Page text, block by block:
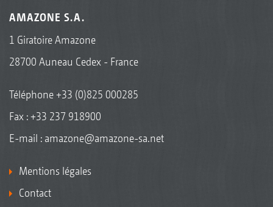
AMAZONE S.A.
1 Giratoire Amazone
28700 Auneau Cedex - France
Téléphone+33 (0)825 000285
Fax : +33 237 918900
E-mail : amazone@amazone-sa.net
Mentions légales
Contact